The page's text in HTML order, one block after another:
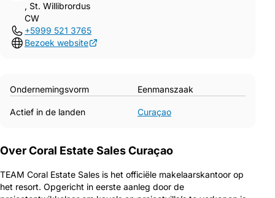
, St. Willibrordus
CW
+5999 521 3765
Bezoek website
Ondernemingsvorm Eenmanszaak
Actief in de landen Curaçao
Over Coral Estate Sales Curaçao
TEAM Coral Estate Sales is het officiële makelaarskantoor op
het resort. Opgericht in eerste aanleg door de